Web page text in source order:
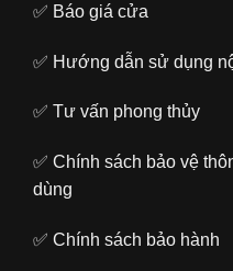
✅ Báo giá cửa
✅ Hướng dẫn sử dụng
✅ Tư vấn phong thủy
✅ Chính sách bảo vệ
dùng
✅ Chính sách bảo hành